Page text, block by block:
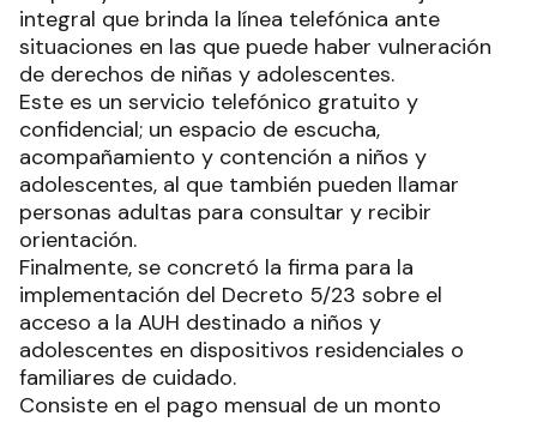
integral que brinda la línea telefónica ante
situaciones en las que puede haber vulneración
de derechos de niñas y adolescentes.
Este es un servicio telefónico gratuito y
confidencial; un espacio de escucha,
acompañamiento y contención a niños y
adolescentes, al que también pueden llamar
personas adultas para consultar y recibir
orientación.
Finalmente, se concretó la firma para la
implementación del Decreto 5/23 sobre el
acceso a la AUH destinado a niños y
adolescentes en dispositivos residenciales o
familiares de cuidado.
Consiste en el pago mensual de un monto